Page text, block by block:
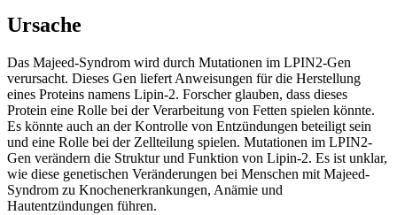
Ursache
Das Majeed-Syndrom wird durch Mutationen im LPIN2-Gen
verursacht. Dieses Gen liefert Anweisungen für die Herstellung
eines Proteins namens Lipin-2. Forscher glauben, dass dieses
Protein eine Rolle bei der Verarbeitung von Fetten spielen könnte.
Es könnte auch an der Kontrolle von Entzündungen beteiligt sein
und eine Rolle bei der Zellteilung spielen. Mutationen im LPIN2-
Gen verändern die Struktur und Funktion von Lipin-2. Es ist unklar,
wie diese genetischen Veränderungen bei Menschen mit Majeed-
Syndrom zu Knochenerkrankungen, Anämie und
Hautentzündungen führen.